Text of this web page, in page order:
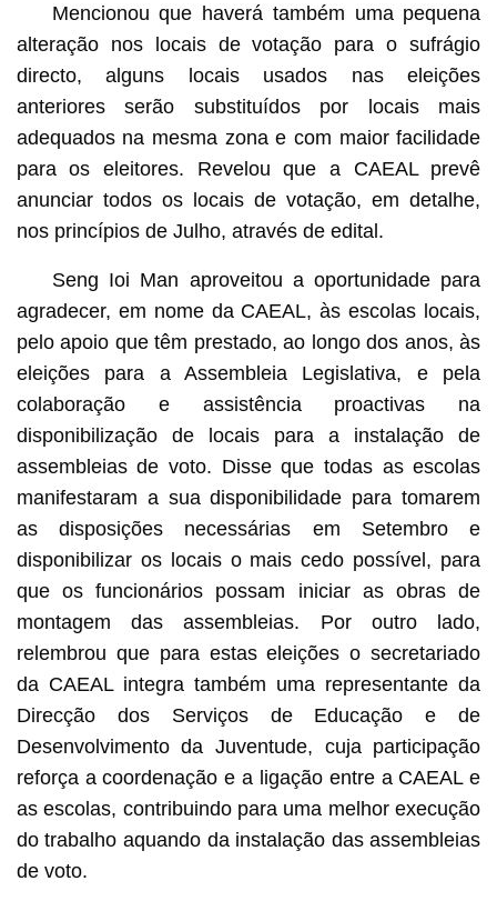
Mencionou que haverá também uma pequena
alteração nos locais de votação para o sufrágio
directo, alguns locais usados nas eleições
anteriores serão substituídos por locais mais
adequados na mesma zona e com maior facilidade
para os eleitores. Revelou que a CAEAL prevê
anunciar todos os locais de votação, em detalhe,
nos princípios de Julho, através de edital.
Seng Ioi Man aproveitou a oportunidade para
agradecer, em nome da CAEAL, às escolas locais,
pelo apoio que têm prestado, ao longo dos anos, às
eleições para a Assembleia Legislativa, e pela
colaboração e assistência proactivas na
disponibilização de locais para a instalação de
assembleias de voto. Disse que todas as escolas
manifestaram a sua disponibilidade para tomarem
as disposições necessárias em Setembro e
disponibilizar os locais o mais cedo possível, para
que os funcionários possam iniciar as obras de
montagem das assembleias. Por outro lado,
relembrou que para estas eleições o secretariado
da CAEAL integra também uma representante da
Direcção dos Serviços de Educação e de
Desenvolvimento da Juventude, cuja participação
reforça a coordenação e a ligação entre a CAEAL e
as escolas, contribuindo para uma melhor execução
do trabalho aquando da instalação das assembleias
de voto.